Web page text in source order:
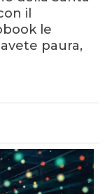
il
le
paura,